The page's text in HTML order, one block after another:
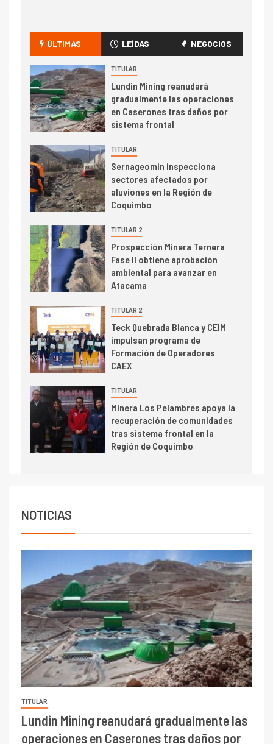
camión 100% eléctrico para
transportar cátodos al Puerto
de San Antonio
2
I+D
Producción minera en mayo de
2026 cae 10,6%
3
PIB minero impacta el
crecimiento regional: Banco
Central reporta resultados
trimestre
4 I+D
Informe bimensual de
Cochilco: precio del cobre
alcanza máximos por escasez
de concentrados
5 I+D
Estudio revela cómo el precio
del cobre y educación superior
se relacionan en zonas
mineras
6
BHP proyecta producción de
cobre cercana a 2 millones de
toneladas tras récord en
Escondida
ÚLTIMAS LEÍDAS NEGOCIOS
TITULAR
Lundin Mining reanudará
gradualmente las operaciones
en Caserones tras daños por
sistema frontal
TITULAR
Sernageomin inspecciona
sectores afectados por
aluviones en la Región de
Coquimbo
TITULAR 2
Prospección Minera Ternera
Fase II obtiene aprobación
ambiental para avanzar en
Atacama
TITULAR 2
Teck Quebrada Blanca y CEIM
impulsan programa de
Formación de Operadores
CAEX
TITULAR
Minera Los Pelambres apoya la
recuperación de comunidades
tras sistema frontal en la
Región de Coquimbo
NOTICIAS
TITULAR
Lundin Mining reanudará gradualmente las
operaciones en Caserones tras daños por